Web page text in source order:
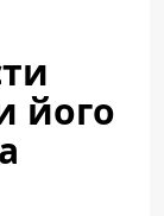
його